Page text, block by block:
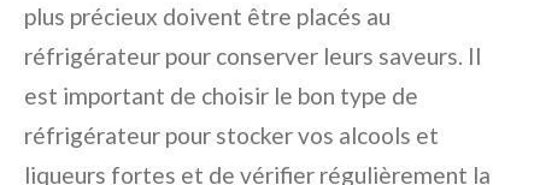
plus précieux doivent être placés au
réfrigérateur pour conserver leurs saveurs. Il
est important de choisir le bon type de
réfrigérateur pour stocker vos alcools et
liqueurs fortes et de vérifier régulièrement la